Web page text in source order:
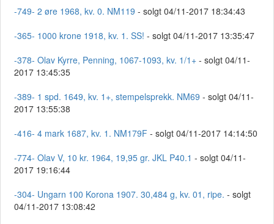
-749- 2 øre 1968, kv. 0. NM119 - solgt 04/11-2017 18:34:43
-365- 1000 krone 1918, kv. 1. SS! - solgt 04/11-2017 13:35:47
-378- Olav Kyrre, Penning, 1067-1093, kv. 1/1+ - solgt 04/11-
2017 13:45:35
-389- 1 spd. 1649, kv. 1+, stempelsprekk. NM69 - solgt 04/11-
2017 13:55:38
-416- 4 mark 1687, kv. 1. NM179F - solgt 04/11-2017 14:14:50
-774- Olav V, 10 kr. 1964, 19,95 gr. JKL P40.1 - solgt 04/11-
2017 19:16:44
-304- Ungarn 100 Korona 1907. 30,484 g, kv. 01, ripe. - solgt
04/11-2017 13:08:42